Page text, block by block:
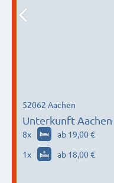
Unterkunft Aachen
52062 Aachen
8x ab 19,00 €
1x ab 18,00 €